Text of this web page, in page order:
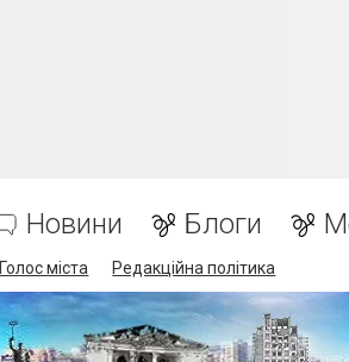
Новини Блоги
Голос міста Редакційна політика